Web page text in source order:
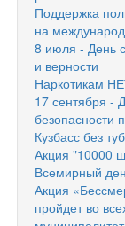
Поддержка
на
8 июля - День
и верности
Наркотикам
17 сентября -
безопасности
Кузбасс без
Акция "10000
Всемирный
Акция
пройдет во